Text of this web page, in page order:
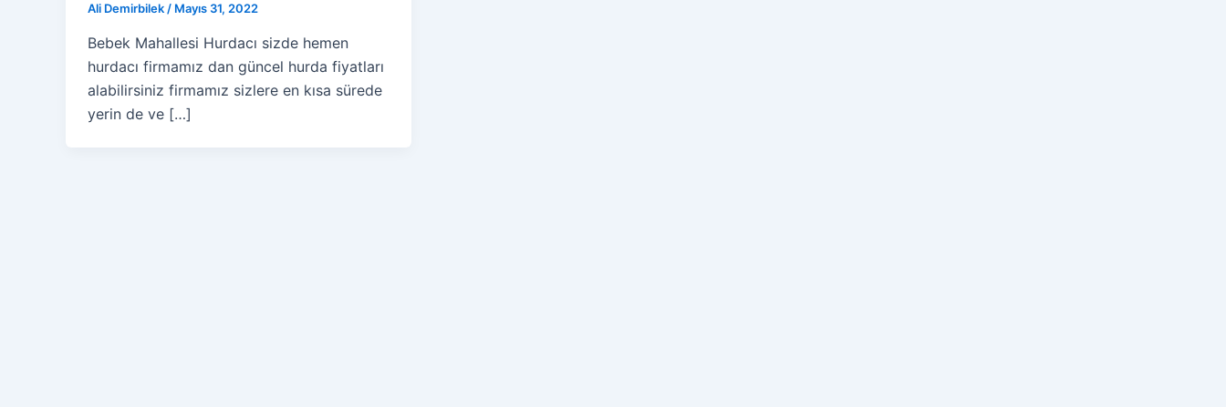
Ali Demirbilek/ Mayıs 31, 2022
Bebek Mahallesi Hurdacı sizde hemen
hurdacı firmamız dan güncel hurda fiyatları
alabilirsiniz firmamız sizlere en kısa sürede
yerin de ve […]